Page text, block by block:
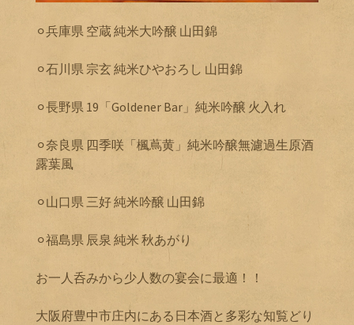
⚪︎兵庫県 空蔵 純米大吟醸 山田錦
⚪︎石川県 宗玄 純米ひやおろし 山田錦
⚪︎長野県 19「Goldener Bar」純米吟醸 火入れ
⚪︎奈良県 四季咲「楓蔦黄」純米吟醸無濾過生原酒
露葉風
⚪︎山口県 三好 純米吟醸 山田錦
⚪︎福島県 辰泉 純米 秋あがり
お一人呑みから少人数の宴会に最適！！
大阪府豊中市庄内にある日本酒と多彩な知覧どり